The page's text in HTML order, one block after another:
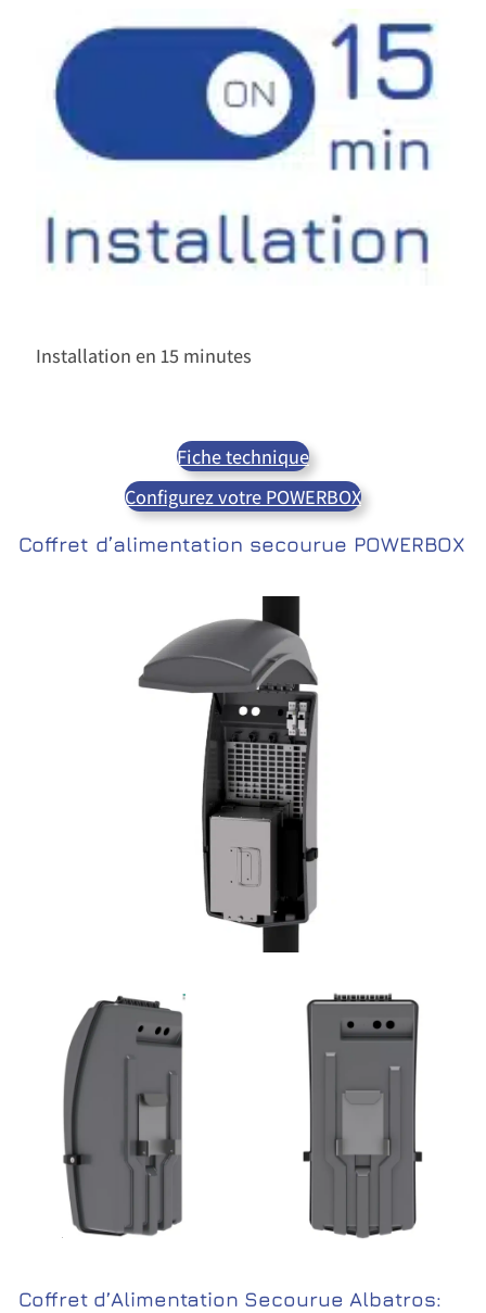
Installation en 15 minutes
Fiche technique
Configurez votre POWERBOX
Coffret d’alimentation secourue POWERBOX
Coffret d’Alimentation Secourue Albatros: